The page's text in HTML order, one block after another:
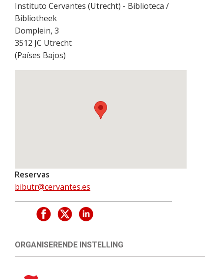
Instituto Cervantes (Utrecht) - Biblioteca /
Bibliotheek
Domplein, 3
3512 JC Utrecht
(Países Bajos)
Reservas
bibutr@cervantes.es
ORGANISERENDE INSTELLING